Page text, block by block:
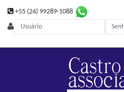
+55 (24) 99289-1088